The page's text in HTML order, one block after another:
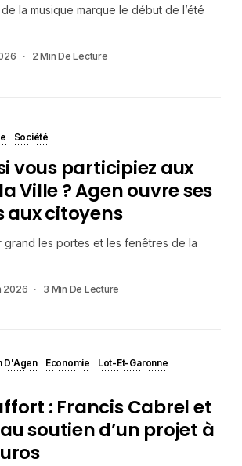
la musique marque le début de l’été
2 Min De Lecture
Société
vous participiez aux
Ville ? Agen ouvre ses
aux citoyens
grand les portes et les fenêtres de la
2026 3 Min De Lecture
D'Agen Economie
Lot-Et-Garonne
: Francis Cabrel et
soutien d’un projet à